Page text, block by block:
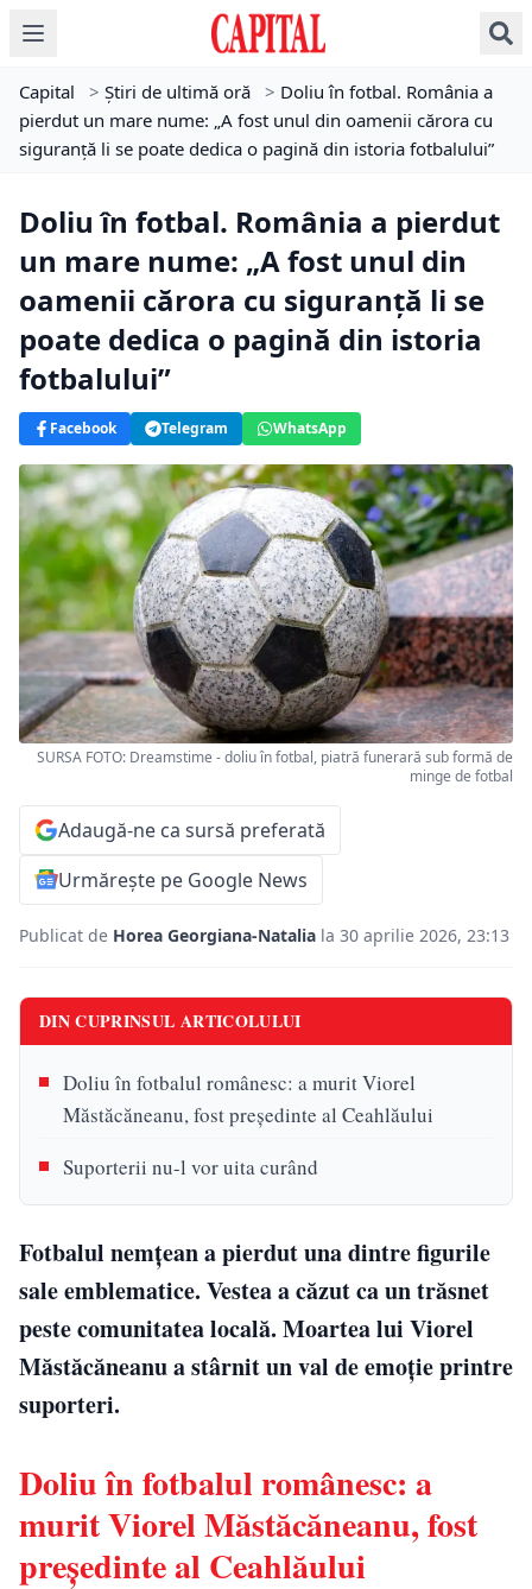
Capital > Știri de ultimă oră > Doliu în fotbal. România a
pierdut un mare nume: „A fost unul din oamenii cărora cu
siguranță li se poate dedica o pagină din istoria fotbalului”
Doliu în fotbal. România a pierdut
un mare nume: „A fost unul din
oamenii cărora cu siguranță li se
poate dedica o pagină din istoria
fotbalului”
Facebook Telegram WhatsApp
SURSA FOTO: Dreamstime - doliu în fotbal, piatră funerară sub formă de
minge de fotbal
Adaugă-ne ca sursă preferată
Urmărește pe Google News
Publicat de Horea Georgiana-Natalia la 30 aprilie 2026, 23:13
DIN CUPRINSUL ARTICOLULUI
Doliu în fotbalul românesc: a murit Viorel
Măstăcăneanu, fost președinte al Ceahlăului
Suporterii nu-l vor uita curând
Fotbalul nemțean a pierdut una dintre figurile
sale emblematice. Vestea a căzut ca un trăsnet
peste comunitatea locală. Moartea lui Viorel
Măstăcăneanu a stârnit un val de emoție printre
suporteri.
Doliu în fotbalul românesc: a
murit Viorel Măstăcăneanu, fost
președinte al Ceahlăului